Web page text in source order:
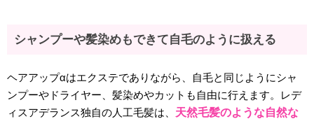
シャンプーや髪染めもできて自毛のように扱える
ヘアアップαはエクステでありながら、自毛と同じようにシャ
ンプーやドライヤー、髪染めやカットも自由に行えます。レデ
ィスアデランス独自の人工毛髪は、 天然毛髪のような自然な